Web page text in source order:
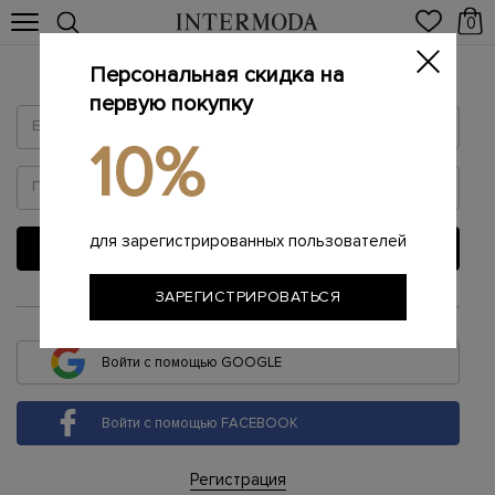
0
Войти
ВОЙТИ
или
Войти с помощью GOOGLE
Войти с помощью FACEBOOK
Регистрация
Персональная скидка на
первую покупку
10%
для зарегистрированных пользователей
ЗАРЕГИСТРИРОВАТЬСЯ